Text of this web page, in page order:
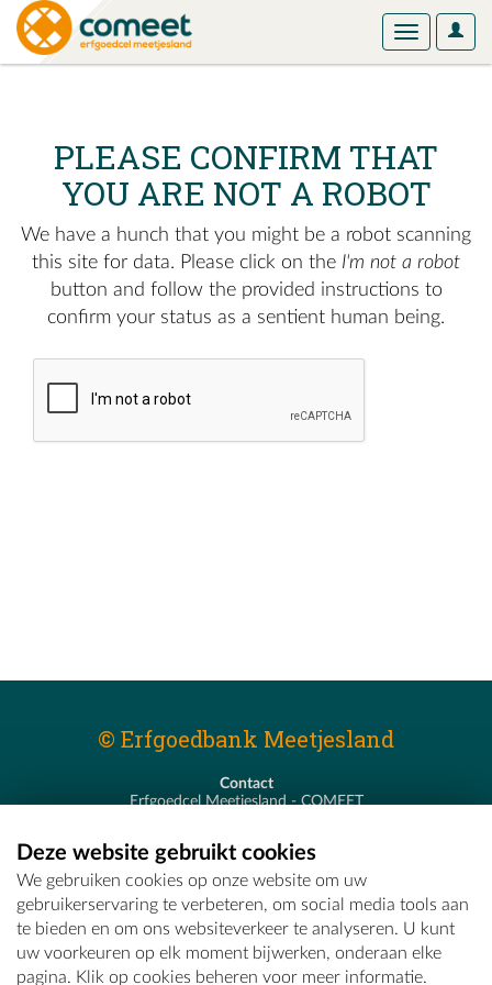
User
Toggle
PLEASE CONFIRM THAT
YOU ARE NOT A ROBOT
We have a hunch that you might be a robot scanning
this site for data. Please click on the I'm not a robot
button and follow the provided instructions to
confirm your status as a sentient human being.
© Erfgoedbank Meetjesland
Contact
Erfgoedcel Meetjesland - COMEET
T - 09 373 75 96
E -erfgoedcel@comeet.be
Deze website gebruikt cookies
We gebruiken cookies op onze website om uw
gebruikerservaring te verbeteren, om social media tools aan
te bieden en om ons websiteverkeer te analyseren. U kunt
uw voorkeuren op elk moment bijwerken, onderaan elke
pagina. Klik op cookies beheren voor meer informatie.